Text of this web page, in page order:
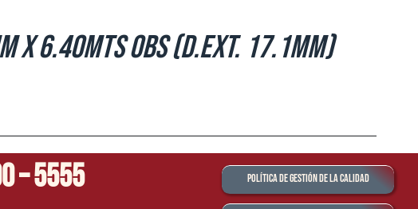
x 6.40mts OBS (d.ext. 17.1mm)
– 5555
Política de Gestión de la Calidad